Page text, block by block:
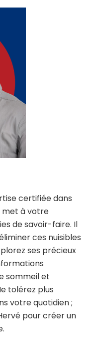
certifiée dans
met à votre
de savoir-faire. Il
ces nuisibles
ses précieux
sommeil et
tolérez plus
votre quotidien ;
pour créer un